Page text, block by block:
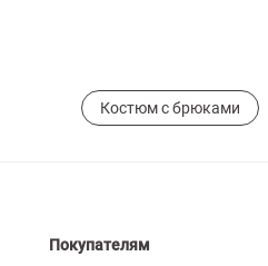
Костюм с брюками
Покупателям